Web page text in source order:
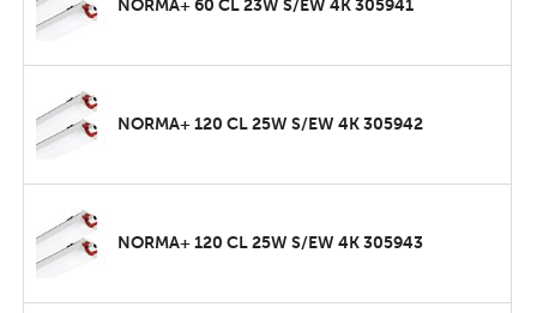
NORMA+ 60 CL 23W S/EW 4K 305941
NORMA+ 120 CL 25W S/EW 4K 305942
NORMA+ 120 CL 25W S/EW 4K 305943